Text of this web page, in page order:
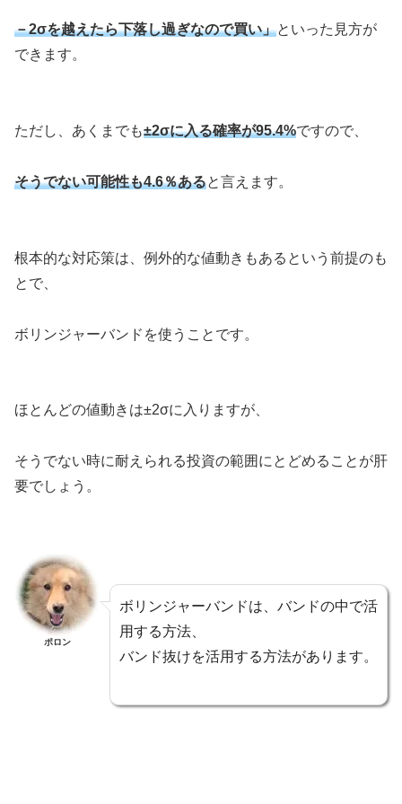
－2σを越えたら下落し過ぎなので買い」といった見方が
できます。
ただし、あくまでも±2σに入る確率が95.4%ですので、
そうでない可能性も4.6％あると言えます。
根本的な対応策は、例外的な値動きもあるという前提のも
とで、
ボリンジャーバンドを使うことです。
ほとんどの値動きは±2σに入りますが、
そうでない時に耐えられる投資の範囲にとどめることが肝
要でしょう。
ポロン
ボリンジャーバンドは、バンドの中で活
用する方法、
バンド抜けを活用する方法があります。